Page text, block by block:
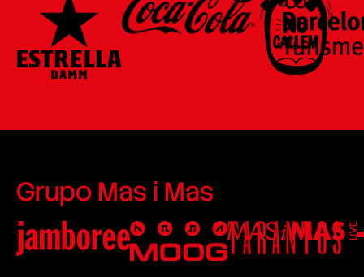
Grupo Mas i Mas